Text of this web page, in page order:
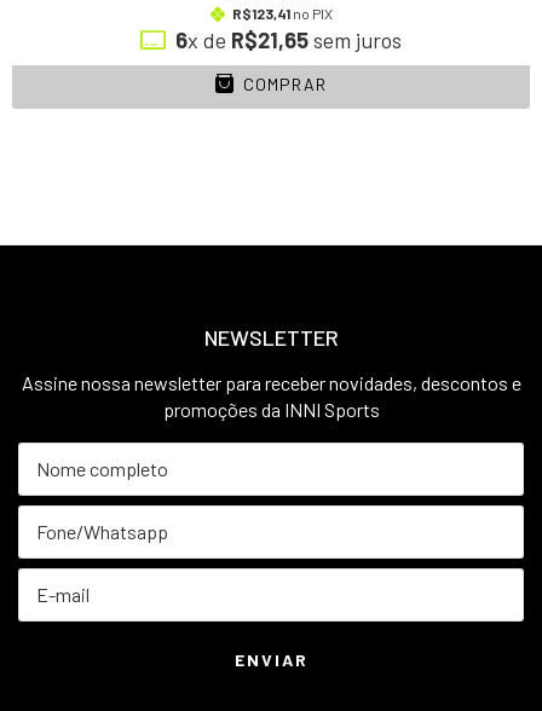
R$123,41no PIX
6x de R$21,65sem juros
COMPRAR
NEWSLETTER
Assine nossa newsletter para receber novidades, descontos e
promoções da INNI Sports